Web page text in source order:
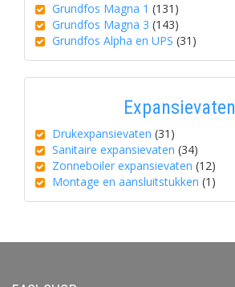
Grundfos Magna 1 (131)
Grundfos Magna 3 (143)
Grundfos Alpha en UPS (31)
Expansievaten
Drukexpansievaten (31)
Sanitaire expansievaten (34)
Zonneboiler expansievaten (12)
Montage en aansluitstukken (1)